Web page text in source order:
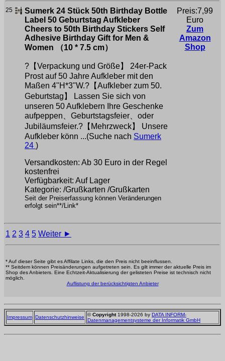
25
Sumerk 24 Stück 50th Birthday Bottle
Label 50 Geburtstag Aufkleber
Cheers to 50th Birthday Stickers Self
Adhesive Birthday Gift for Men &
Women （10 * 7.5 cm）
?【Verpackung und Größe】 24er-Pack
Prost auf 50 Jahre Aufkleber mit den
Maßen 4"H*3"W.?【Aufkleber zum 50.
Geburtstag】 Lassen Sie sich von
unseren 50 Aufklebern Ihre Geschenke
aufpeppen、Geburtstagsfeier、oder
Jubiläumsfeier.?【Mehrzweck】 Unsere
Aufkleber könn ...(Suche nach Sumerk
24 )
Versandkosten: Ab 30 Euro in der Regel
kostenfrei
Verfügbarkeit: Auf Lager
Kategorie: /Grußkarten /Grußkarten
Seit der Preiserfassung können Veränderungen
erfolgt sein**/Link*
Preis:7,99
Euro
Zum
Amazon
Shop
1 2 3 4 5 Weiter ►
* Auf dieser Seite gibt es Affilate Links, die den Preis nicht beeinflussen.
** Seitdem können Preisänderungen aufgetreten sein. Es gilt immer der aktuelle Preis im
Shop des Anbieters. Eine Echtzeit-Aktualisierung der gelisteten Preise ist technisch nicht
möglich.
Auflistung der berücksichtigten Anbieter
Impressum Datenschutzhinweise ©Copyright1998-2026 by DATA INFORM-
Datenmanagementsysteme der Informatik GmbH